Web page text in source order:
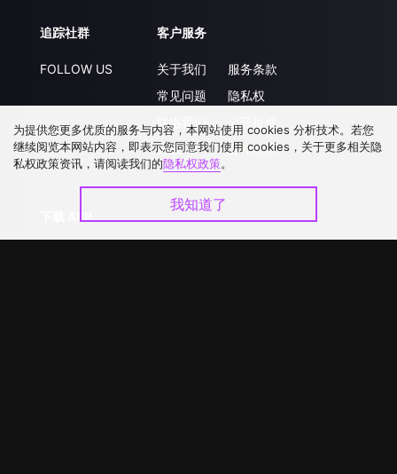
追踪社群
FOLLOW US
客户服务
关于我们
常见问题
联络我们
升级VIP
服务条款
隐私权
公开征件
合作洽談
为提供您更多优质的服务与内容，本网站使用 cookies 分析技术。若您
继续阅览本网站内容，即表示您同意我们使用 cookies，关于更多相关隐
私权政策资讯，请阅读我们的隐私权政策。
我知道了